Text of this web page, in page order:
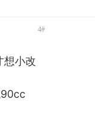
4#
想小改